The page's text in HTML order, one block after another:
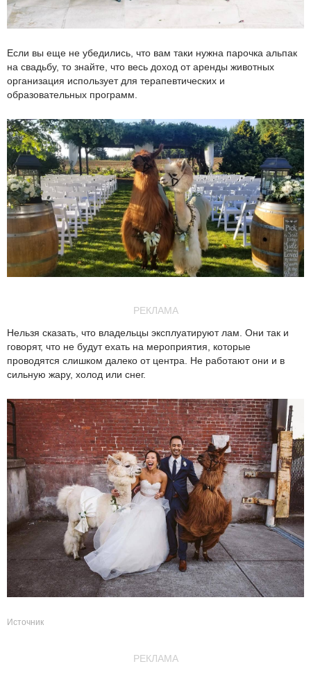
Если вы еще не убедились, что вам таки нужна парочка альпак
на свадьбу, то знайте, что весь доход от аренды животных
организация использует для терапевтических и
образовательных программ.
РЕКЛАМА
Нельзя сказать, что владельцы эксплуатируют лам. Они так и
говорят, что не будут ехать на мероприятия, которые
проводятся слишком далеко от центра. Не работают они и в
сильную жару, холод или снег.
Источник
РЕКЛАМА